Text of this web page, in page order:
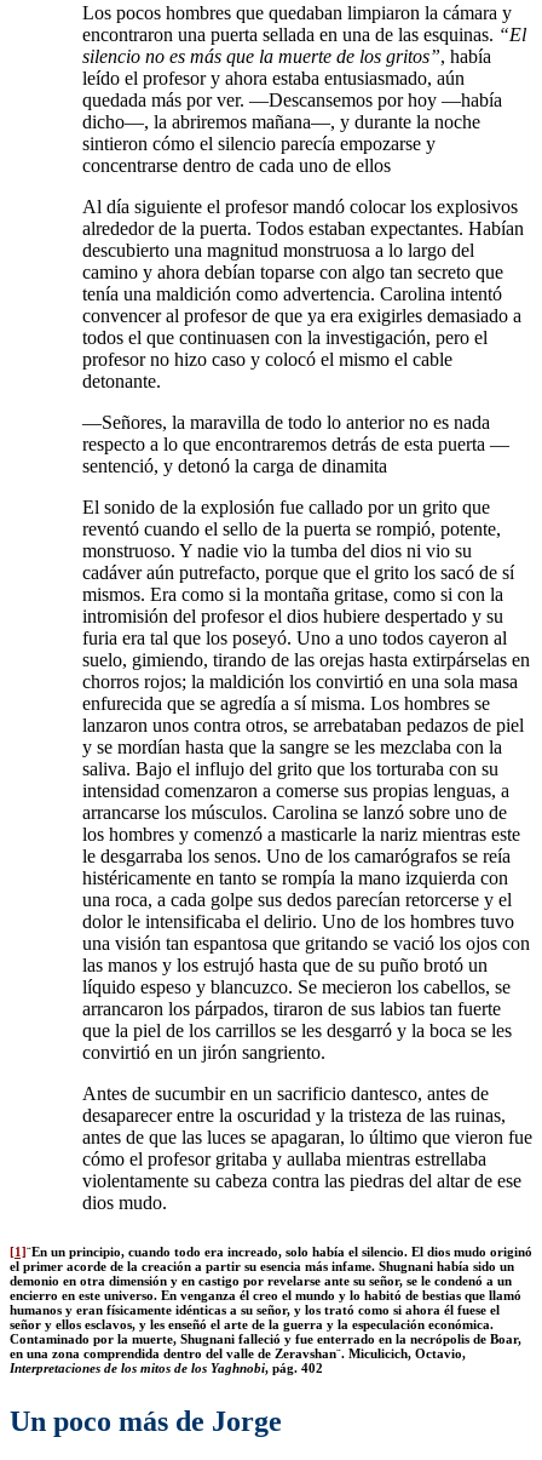
Los pocos hombres que quedaban limpiaron la cámara y
encontraron una puerta sellada en una de las esquinas. “El
silencio no es más que la muerte de los gritos”, había
leído el profesor y ahora estaba entusiasmado, aún
quedada más por ver. —Descansemos por hoy —había
dicho—, la abriremos mañana—, y durante la noche
sintieron cómo el silencio parecía empozarse y
concentrarse dentro de cada uno de ellos
Al día siguiente el profesor mandó colocar los explosivos
alrededor de la puerta. Todos estaban expectantes. Habían
descubierto una magnitud monstruosa a lo largo del
camino y ahora debían toparse con algo tan secreto que
tenía una maldición como advertencia. Carolina intentó
convencer al profesor de que ya era exigirles demasiado a
todos el que continuasen con la investigación, pero el
profesor no hizo caso y colocó el mismo el cable
detonante.
—Señores, la maravilla de todo lo anterior no es nada
respecto a lo que encontraremos detrás de esta puerta —
sentenció, y detonó la carga de dinamita
El sonido de la explosión fue callado por un grito que
reventó cuando el sello de la puerta se rompió, potente,
monstruoso. Y nadie vio la tumba del dios ni vio su
cadáver aún putrefacto, porque que el grito los sacó de sí
mismos. Era como si la montaña gritase, como si con la
intromisión del profesor el dios hubiere despertado y su
furia era tal que los poseyó. Uno a uno todos cayeron al
suelo, gimiendo, tirando de las orejas hasta extirpárselas en
chorros rojos; la maldición los convirtió en una sola masa
enfurecida que se agredía a sí misma. Los hombres se
lanzaron unos contra otros, se arrebataban pedazos de piel
y se mordían hasta que la sangre se les mezclaba con la
saliva. Bajo el influjo del grito que los torturaba con su
intensidad comenzaron a comerse sus propias lenguas, a
arrancarse los músculos. Carolina se lanzó sobre uno de
los hombres y comenzó a masticarle la nariz mientras este
le desgarraba los senos. Uno de los camarógrafos se reía
histéricamente en tanto se rompía la mano izquierda con
una roca, a cada golpe sus dedos parecían retorcerse y el
dolor le intensificaba el delirio. Uno de los hombres tuvo
una visión tan espantosa que gritando se vació los ojos con
las manos y los estrujó hasta que de su puño brotó un
líquido espeso y blancuzco. Se mecieron los cabellos, se
arrancaron los párpados, tiraron de sus labios tan fuerte
que la piel de los carrillos se les desgarró y la boca se les
convirtió en un jirón sangriento.
Antes de sucumbir en un sacrificio dantesco, antes de
desaparecer entre la oscuridad y la tristeza de las ruinas,
antes de que las luces se apagaran, lo último que vieron fue
cómo el profesor gritaba y aullaba mientras estrellaba
violentamente su cabeza contra las piedras del altar de ese
dios mudo.
[1]¨En un principio, cuando todo era increado, solo había el silencio. El dios mudo originó
el primer acorde de la creación a partir su esencia más infame. Shugnani había sido un
demonio en otra dimensión y en castigo por revelarse ante su señor, se le condenó a un
encierro en este universo. En venganza él creo el mundo y lo habitó de bestias que llamó
humanos y eran físicamente idénticas a su señor, y los trató como si ahora él fuese el
señor y ellos esclavos, y les enseñó el arte de la guerra y la especulación económica.
Contaminado por la muerte, Shugnani falleció y fue enterrado en la necrópolis de Boar,
en una zona comprendida dentro del valle de Zeravshan¨. Miculicich, Octavio,
Interpretaciones de los mitos de los Yaghnobi, pág. 402
Un poco más de Jorge